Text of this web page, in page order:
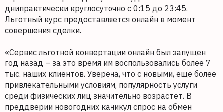
днипрактически круглосуточно с 0:15 до 23:45.
Льготный курс предоставляется онлайн в момент
совершения сделки.
«Сервис льготной конвертации онлайн был запущен
год назад – за это время им воспользовались более 7
тыс. наших клиентов. Уверена, что с новыми, еще более
привлекательными условиям, популярность услуги
среди физических лиц значительно возрастет. В
преддверии новогодних каникул спрос на обмен